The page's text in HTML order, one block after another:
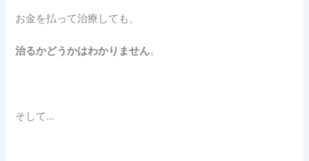
お金を払って治療しても、
治るかどうかはわかりません。
そして…